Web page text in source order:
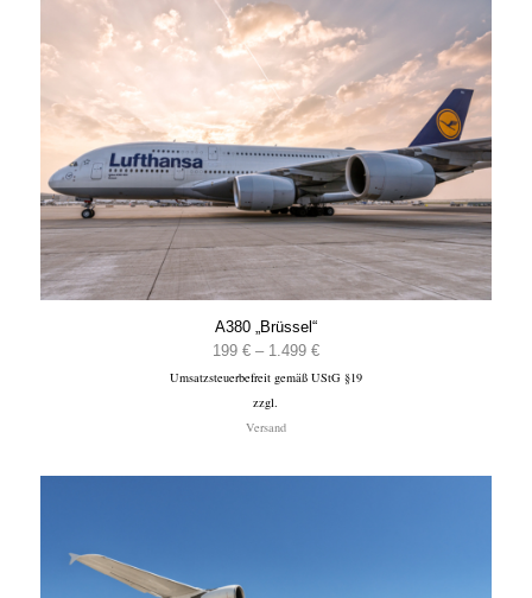
A380 „Brüssel“
199 € – 1.499 €Preisspanne:
199 €
Umsatzsteuerbefreit gemäß UStG §19
zzgl.
Versand